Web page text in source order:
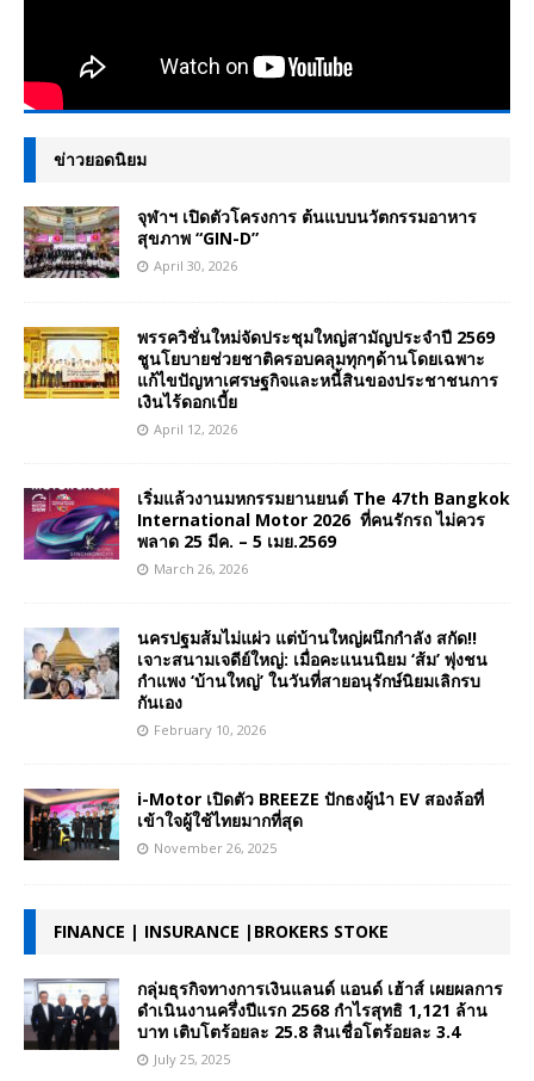
ข่าวยอดนิยม
จุฬาฯ เปิดตัวโครงการ ต้นแบบนวัตกรรมอาหาร
สุขภาพ “GIN-D”
April 30, 2026
พรรควิชั่นใหม่จัดประชุมใหญ่สามัญประจำปี 2569
ชูนโยบายช่วยชาติครอบคลุมทุกๆด้านโดยเฉพาะ
แก้ไขปัญหาเศรษฐกิจและหนี้สินของประชาชนการ
เงินไร้ดอกเบี้ย
April 12, 2026
เริ่มแล้วงานมหกรรมยานยนต์ The 47th Bangkok
International Motor 2026 ที่คนรักรถ ไม่ควร
พลาด 25 มีค. – 5 เมย.2569
March 26, 2026
นครปฐมส้มไม่แผ่ว แต่บ้านใหญ่ผนึกกำลัง สกัด!!
เจาะสนามเจดีย์ใหญ่: เมื่อคะแนนนิยม ‘ส้ม’ พุ่งชน
กำแพง ‘บ้านใหญ่’ ในวันที่สายอนุรักษ์นิยมเลิกรบ
กันเอง
February 10, 2026
i-Motor เปิดตัว BREEZE ปักธงผู้นำ EV สองล้อที่
เข้าใจผู้ใช้ไทยมากที่สุด
November 26, 2025
FINANCE | INSURANCE |BROKERS STOKE
กลุ่มธุรกิจทางการเงินแลนด์ แอนด์ เฮ้าส์ เผยผลการ
ดำเนินงานครึ่งปีแรก 2568 กำไรสุทธิ 1,121 ล้าน
บาท เติบโตร้อยละ 25.8 สินเชื่อโตร้อยละ 3.4
July 25, 2025